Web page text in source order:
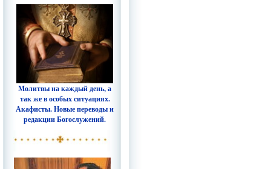
Молитвы на каждый день, а
так же в особых ситуациях.
Акафисты. Новые переводы и
редакции Богослужений.